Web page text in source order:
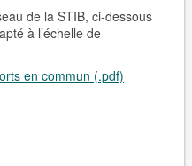
de la STIB, ci-dessous
à l’échelle de
en commun (.pdf)